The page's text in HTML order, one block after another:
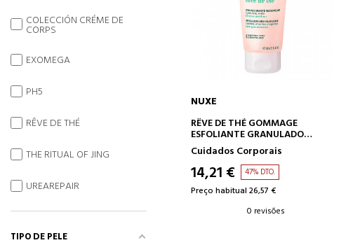
ADICIONAR AO CARRINHO
NUXE
RÊVE DE THÉ GOMMAGE
ESFOLIANTE GRANULADO
REVITALIZANTE
Cuidados Corporais
14,21 € 47% DTO.
Preço habitual 26,57 €
0 revisões
COLECCIÓN CRÉME DE
CORPS
EXOMEGA
PH5
RÊVE DE THÉ
THE RITUAL OF JING
UREAREPAIR
TIPO DE PELE